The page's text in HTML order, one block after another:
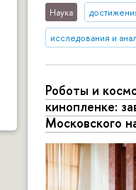
Наука
исследования и
Роботы и
кинопленке:
Московского